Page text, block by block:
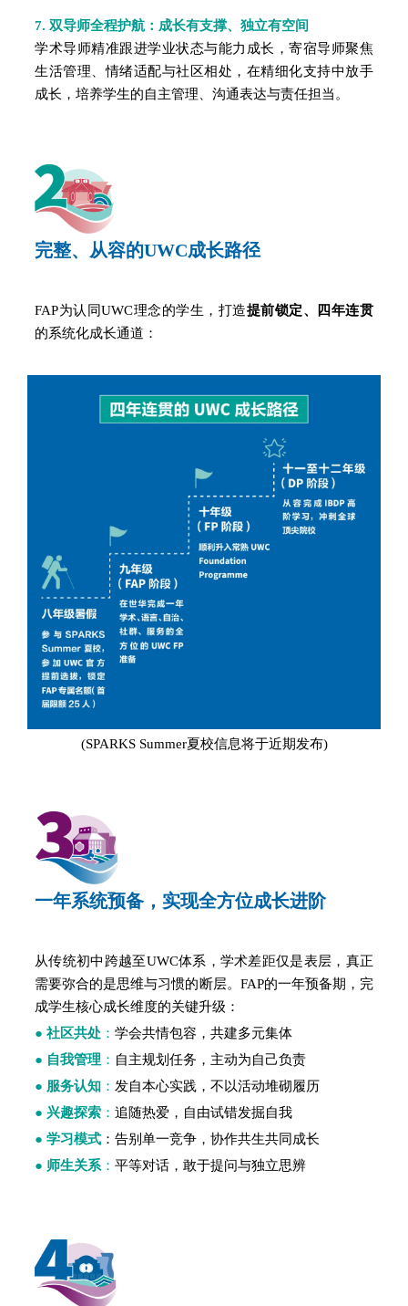
7. 双导师全程护航：成长有支撑、独立有空间
学术导师精准跟进学业状态与能力 成长，寄宿导师聚焦
生活管理、情绪适配与社区相处，在精细化支持中放手
成长，培养学生的自主管理、沟通表达与责任担当。
完整、从容的UWC成长路径
FAP为认同UWC理念的学生，打造提前锁定、四年连贯
的系统化成长通道：
(SPARKS Summer夏校信息将于近期发布)
一年系统预备 ，实现全方位成长进阶
从传统初中跨越至UWC体系，学术差距仅是表层，真正
需要弥合的是思维与习惯的断层。FAP的一年预备期，完
成学生核心成长维度的关键升级：
● 社区共处 ： 学会共情包容，共建多元集体
● 自我管理 ： 自主规划任务，主动为自己负责
● 服务认知 ： 发自本心实践，不以活动堆砌履历
● 兴趣探索 ： 追随热爱，自由试错发掘自我
● 学习模式 ： 告别单一竞争，协作共生共同成长
● 师生关系 ： 平等对话，敢于提问与独立思辨